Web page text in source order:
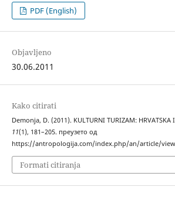
PDF (English)
Objavljeno
30.06.2011
Kako citirati
Demonja, D. (2011). KULTURNI TURIZAM: HRVATSKA
11(1), 181–205. преузето од
https://antropologija.com/index.php/an/article/
Formati citiranja